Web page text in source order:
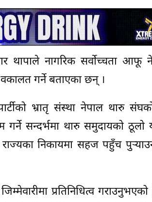
थापाले नागरिक सर्वोच्चता आफू
वकालत गर्ने बताएका छन् ।
भ्रातृ संस्था नेपाल थारु
गर्ने सन्दर्भमा थारु समुदायको ठूलो
राज्यका निकायमा सहज पहुँच
प्रतिनिधित्व गराउनुभएको